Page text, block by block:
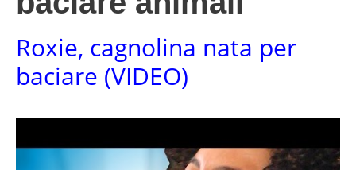
Roxie, cagnolina nata per
baciare (VIDEO)